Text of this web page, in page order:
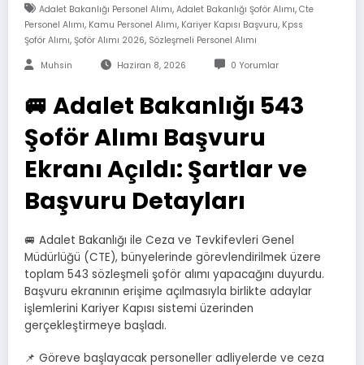
Adalet Bakanlığı Personel Alımı, Adalet Bakanlığı Şoför Alımı, Cte
Personel Alımı, Kamu Personel Alımı, Kariyer Kapısı Başvuru, Kpss
Şoför Alımı, Şoför Alımı 2026, Sözleşmeli Personel Alımı
Muhsin Haziran 8, 2026 0 Yorumlar
🚐 Adalet Bakanlığı 543
Şoför Alımı Başvuru
Ekranı Açıldı: Şartlar ve
Başvuru Detayları
🚐 Adalet Bakanlığı ile Ceza ve Tevkifevleri Genel
Müdürlüğü (CTE), bünyelerinde görevlendirilmek üzere
toplam 543 sözleşmeli şoför alımı yapacağını duyurdu.
Başvuru ekranının erişime açılmasıyla birlikte adaylar
işlemlerini Kariyer Kapısı sistemi üzerinden
gerçekleştirmeye başladı.
📌 Göreve başlayacak personeller adliyelerde ve ceza